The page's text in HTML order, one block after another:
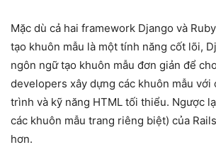
Mặc dù cả hai framework Django và
tạo khuôn mẫu là một tính năng cốt lõi,
ngôn ngữ tạo khuôn mẫu đơn giản để
developers xây dựng các khuôn mẫu với
trình và kỹ năng HTML tối thiểu. Ngược
các khuôn mẫu trang riêng biệt) của
hơn.